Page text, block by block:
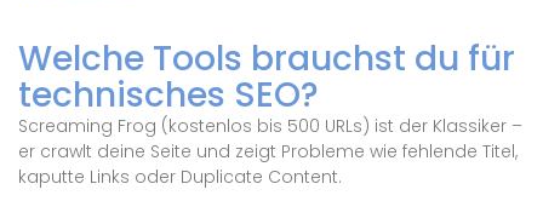
Welche Tools brauchst du für
technisches SEO?
Screaming Frog (kostenlos bis 500 URLs) ist der Klassiker –
er crawlt deine Seite und zeigt Probleme wie fehlende Titel,
kaputte Links oder Duplicate Content.